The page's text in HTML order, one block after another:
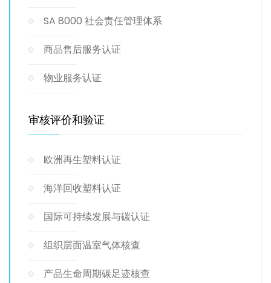
SA 8000 社会责任管理体系
商品售后服务认证
物业服务认证
审核评价和验证
欧洲再生塑料认证
海洋回收塑料认证
国际可持续发展与碳认证
组织层面温室气体核查
产品生命周期碳足迹核查